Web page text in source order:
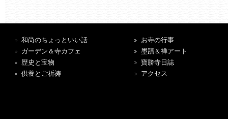
和尚のちょっといい話
ガーデン＆寺カフェ
歴史と宝物
供養とご祈祷
お寺の行事
墨蹟＆禅アート
寶勝寺日誌
アクセス